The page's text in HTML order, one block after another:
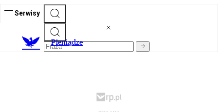
Serwisy
Pieniądze